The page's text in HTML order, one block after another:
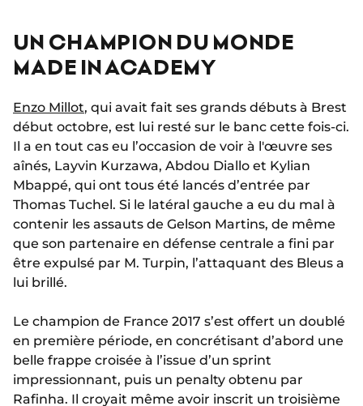
UN CHAMPION DU MONDE
MADE IN ACADEMY
Enzo Millot, qui avait fait ses grands débuts à Brest
début octobre, est lui resté sur le banc cette fois-ci.
Il a en tout cas eu l’occasion de voir à l'œuvre ses
aînés, Layvin Kurzawa, Abdou Diallo et Kylian
Mbappé, qui ont tous été lancés d’entrée par
Thomas Tuchel. Si le latéral gauche a eu du mal à
contenir les assauts de Gelson Martins, de même
que son partenaire en défense centrale a fini par
être expulsé par M. Turpin, l’attaquant des Bleus a
lui brillé.
Le champion de France 2017 s’est offert un doublé
en première période, en concrétisant d’abord une
belle frappe croisée à l’issue d’un sprint
impressionnant, puis un penalty obtenu par
Rafinha. Il croyait même avoir inscrit un troisième